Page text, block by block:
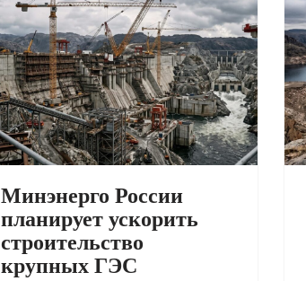
Минэнерго России
планирует ускорить
строительство
крупных ГЭС